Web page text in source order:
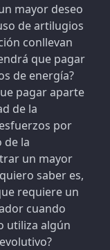
mayor deseo
de artilugios
conllevan
que pagar
de energía?
pagar aparte
de la
por
de la
un mayor
saber es,
requiere un
cuando
utiliza algún